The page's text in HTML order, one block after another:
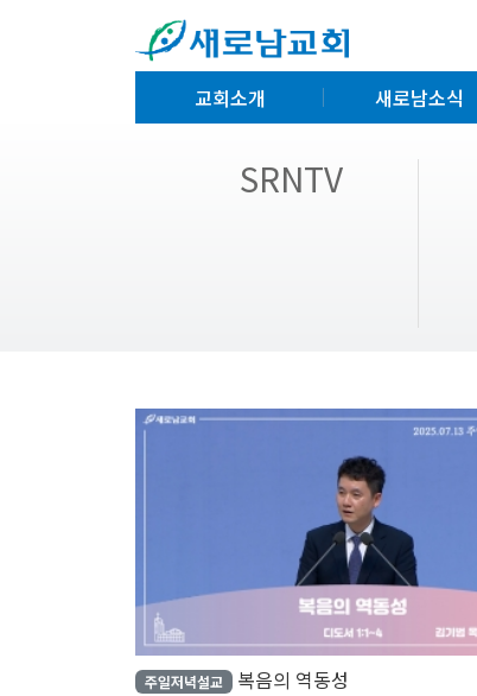
교회소개 새로남소식
SRNTV
주일저녁설교 복음의 역동성